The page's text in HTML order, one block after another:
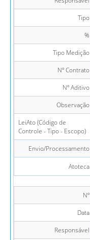
Tipo
%
Tipo Medição
Nº Contrato
Nº Aditivo
Observação
LeiAto (Código de
Controle - Tipo - Escopo)
Envio/Processamento
Atoteca
Nº
Data
Responsável